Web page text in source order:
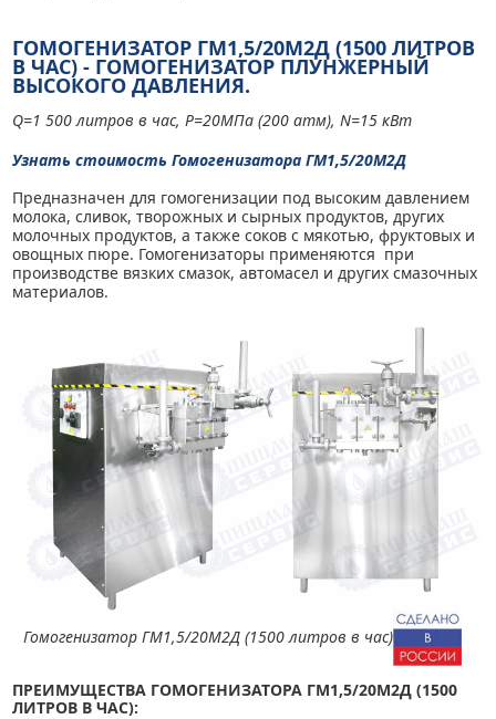
ГОМОГЕНИЗАТОР ГМ1,5/20М2Д (1500 ЛИТРОВ
В ЧАС) - ГОМОГЕНИЗАТОР ПЛУНЖЕРНЫЙ
ВЫСОКОГО ДАВЛЕНИЯ.
Q=1 500 литров в час, Р=20МПа (200 атм), N=15 кВт
Узнать стоимость Гомогенизатора ГМ1,5/20М2Д
Предназначен для гомогенизации под высоким давлением
молока, сливок, творожных и сырных продуктов, других
молочных продуктов, а также соков с мякотью, фруктовых и
овощных пюре. Гомогенизаторы применяются при
производстве вязких смазок, автомасел и других смазочных
материалов.
Гомогенизатор ГМ1,5/20М2Д (1500 литров в час)
ПРЕИМУЩЕСТВА ГОМОГЕНИЗАТОРА ГМ1,5/20М2Д (1500
ЛИТРОВ В ЧАС):